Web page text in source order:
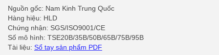
Nguồn gốc: Nam Kinh Trung Quốc
Hàng hiệu: HLD
Chứng nhận: SGS/ISO9001/CE
Số mô hình: TSE20B/35B/50B/65B/75B/95B
Tài liệu: Sổ tay sản phẩm PDF